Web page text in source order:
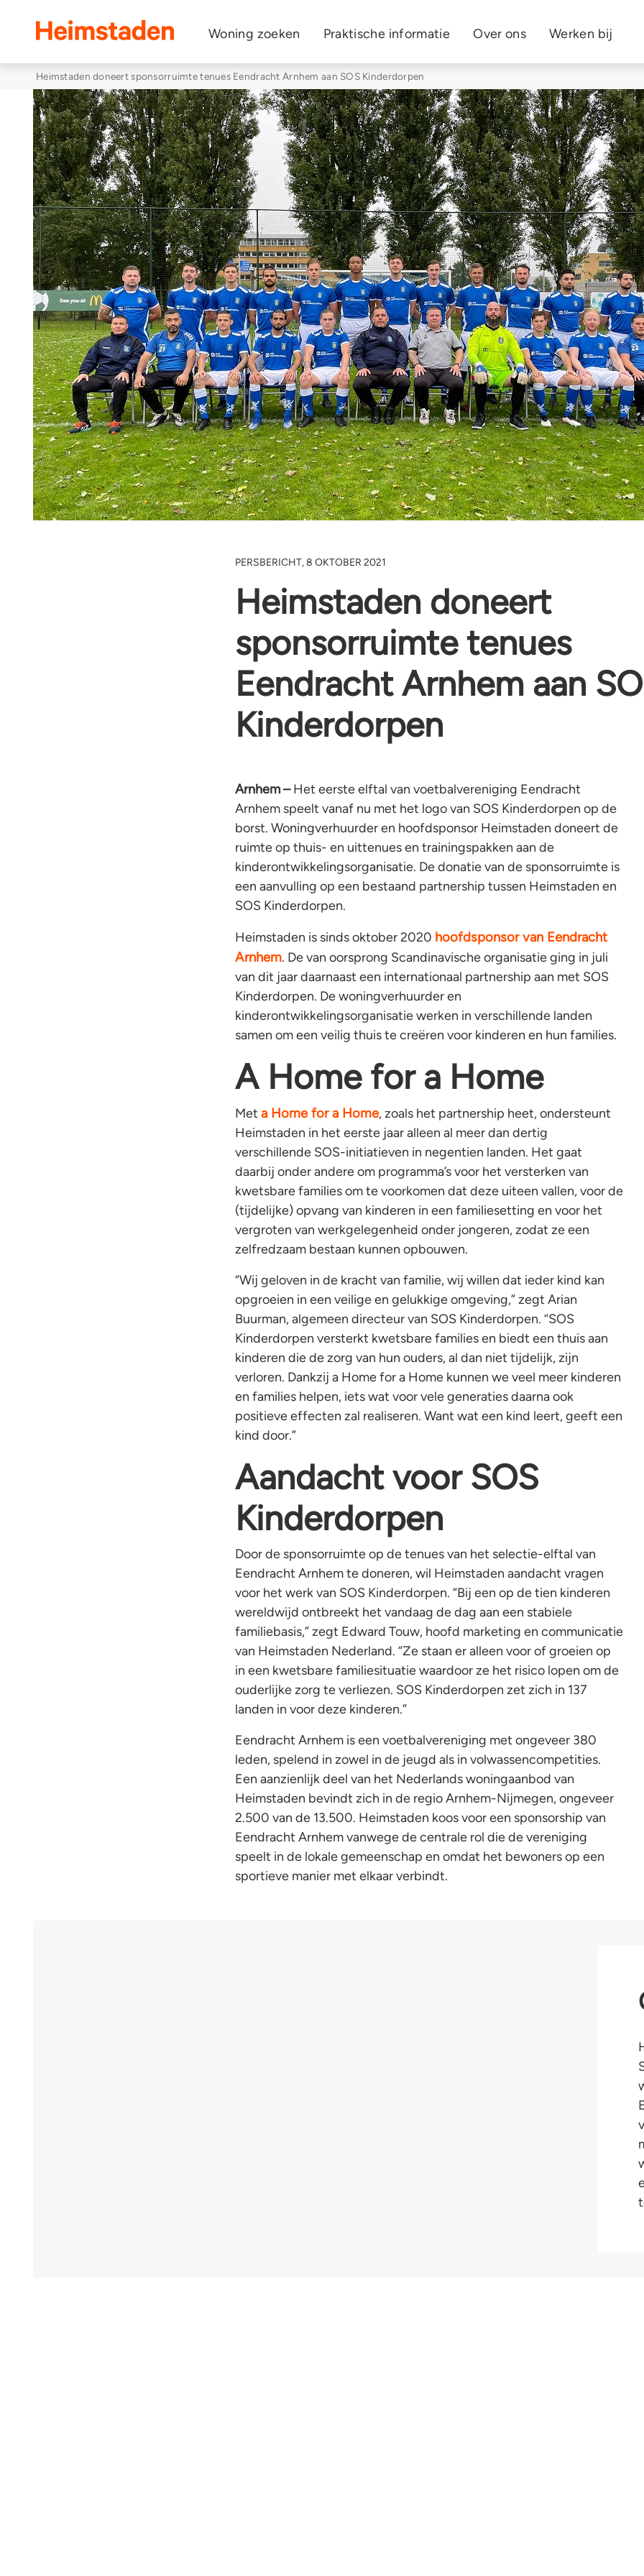
HeimstadenWoning zoeken Praktische informatie Over ons Werken bij
Heimstaden doneert sponsorruimte tenues Eendracht Arnhem aan SOS Kinderdorpen
PERSBERICHT, 8 OKTOBER 2021
Heimstaden doneert
sponsorruimte tenues
Eendracht Arnhem aan
Kinderdorpen
Arnhem –Het eerste elftal van voetbalvereniging Eendracht
Arnhem speelt vanaf nu met het logo van SOS Kinderdorpen op de
borst. Woningverhuurder en hoofdsponsor Heimstaden doneert de
ruimte op thuis- en uittenues en trainingspakken aan de
kinderontwikkelingsorganisatie. De donatie van de sponsorruimte is
een aanvulling op een bestaand partnership tussen Heimstaden en
SOS Kinderdorpen.
Heimstaden is sinds oktober 2020 hoofdsponsor van Eendracht
Arnhem. De van oorsprong Scandinavische organisatie ging in juli
van dit jaar daarnaast een internationaal partnership aan met SOS
Kinderdorpen. De woningverhuurder en
kinderontwikkelingsorganisatie werken in verschillende landen
samen om een veilig thuis te creëren voor kinderen en hun families.
A Home for a Home
Met a Home for a Home, zoals het partnership heet, ondersteunt
Heimstaden in het eerste jaar alleen al meer dan dertig
verschillende SOS-initiatieven in negentien landen. Het gaat
daarbij onder andere om programma’s voor het versterken van
kwetsbare families om te voorkomen dat deze uiteen vallen, voor de
(tijdelijke) opvang van kinderen in een familiesetting en voor het
vergroten van werkgelegenheid onder jongeren, zodat ze een
zelfredzaam bestaan kunnen opbouwen.
“Wij geloven in de kracht van familie, wij willen dat ieder kind kan
opgroeien in een veilige en gelukkige omgeving,” zegt Arian
Buurman, algemeen directeur van SOS Kinderdorpen. “SOS
Kinderdorpen versterkt kwetsbare families en biedt een thuis aan
kinderen die de zorg van hun ouders, al dan niet tijdelijk, zijn
verloren. Dankzij a Home for a Home kunnen we veel meer kinderen
en families helpen, iets wat voor vele generaties daarna ook
positieve effecten zal realiseren. Want wat een kind leert, geeft een
kind door.”
Aandacht voor SOS
Kinderdorpen
Door de sponsorruimte op de tenues van het selectie-elftal van
Eendracht Arnhem te doneren, wil Heimstaden aandacht vragen
voor het werk van SOS Kinderdorpen. “Bij een op de tien kinderen
wereldwijd ontbreekt het vandaag de dag aan een stabiele
familiebasis,” zegt Edward Touw, hoofd marketing en communicatie
van Heimstaden Nederland. “Ze staan er alleen voor of groeien op
in een kwetsbare familiesituatie waardoor ze het risico lopen om de
ouderlijke zorg te verliezen. SOS Kinderdorpen zet zich in 137
landen in voor deze kinderen.”
Eendracht Arnhem is een voetbalvereniging met ongeveer 380
leden, spelend in zowel in de jeugd als in volwassencompetities.
Een aanzienlijk deel van het Nederlands woningaanbod van
Heimstaden bevindt zich in de regio Arnhem-Nijmegen, ongeveer
2.500 van de 13.500. Heimstaden koos voor een sponsorship van
Eendracht Arnhem vanwege de centrale rol die de vereniging
speelt in de lokale gemeenschap en omdat het bewoners op een
sportieve manier met elkaar verbindt.